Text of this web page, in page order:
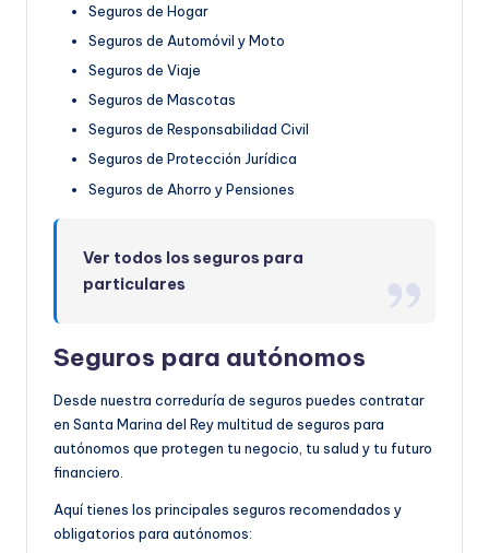
Seguros de Hogar
Seguros de Automóvil y Moto
Seguros de Viaje
Seguros de Mascotas
Seguros de Responsabilidad Civil
Seguros de Protección Jurídica
Seguros de Ahorro y Pensiones
Ver todos los seguros para
particulares
Seguros para autónomos
Desde nuestra correduría de seguros puedes contratar
en Santa Marina del Rey multitud de seguros para
autónomos que protegen tu negocio, tu salud y tu futuro
financiero.
Aquí tienes los principales seguros recomendados y
obligatorios para autónomos: